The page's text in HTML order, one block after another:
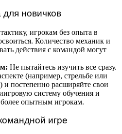
новичков
игрокам без опыта в
Количество механик и
действия с командой могут
Не пытайтесь изучить все сразу.
(например, стрельбе или
и постепенно расширяйте свои
систему обучения и
опытным игрокам.
игре